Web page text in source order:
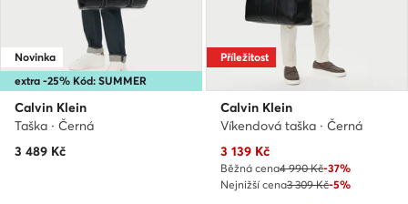
extra -25% Kód: SUMMER
Novinka
Calvin Klein
Taška · Černá
3 489 Kč
Příležitost
Calvin Klein
Víkendová taška · Černá
Aktuální cena
3 139 Kč
Běžná cena4 990 Kč-37%
Nejnižší cena3 309 Kč-5%